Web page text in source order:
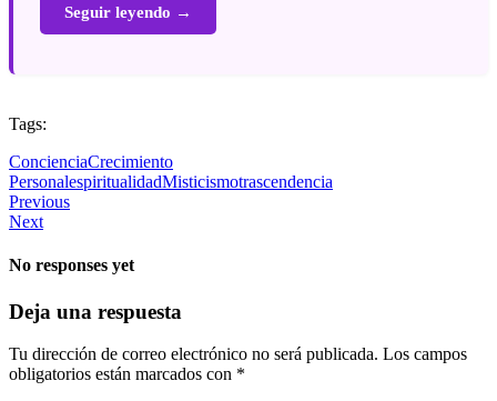
Seguir leyendo →
Tags:
ConcienciaCrecimiento
PersonalespiritualidadMisticismotrascendencia
Previous
Next
No responses yet
Deja una respuesta
Tu dirección de correo electrónico no será publicada. Los campos
obligatorios están marcados con *